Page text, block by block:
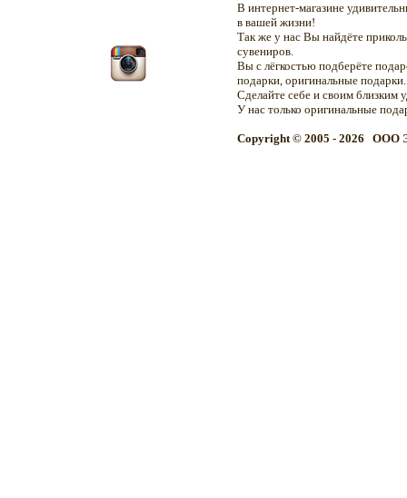
В интернет-магазине
в вашей жизни!
Так же у нас Вы найдёте
сувениров.
Вы с лёгкостью подберёте
подарки, оригинальные подарки.
Сделайте себе и своим близким
У нас только оригинальные
Copyright © 2005 - 2026 OOO